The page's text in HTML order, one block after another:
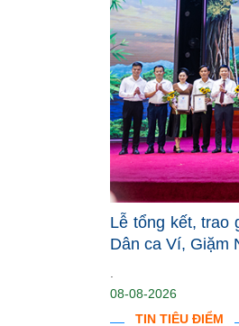
Lễ tổng kết, trao
Dân ca Ví, Giặm
.
08-08-2026
TIN TIÊU ĐIỂM